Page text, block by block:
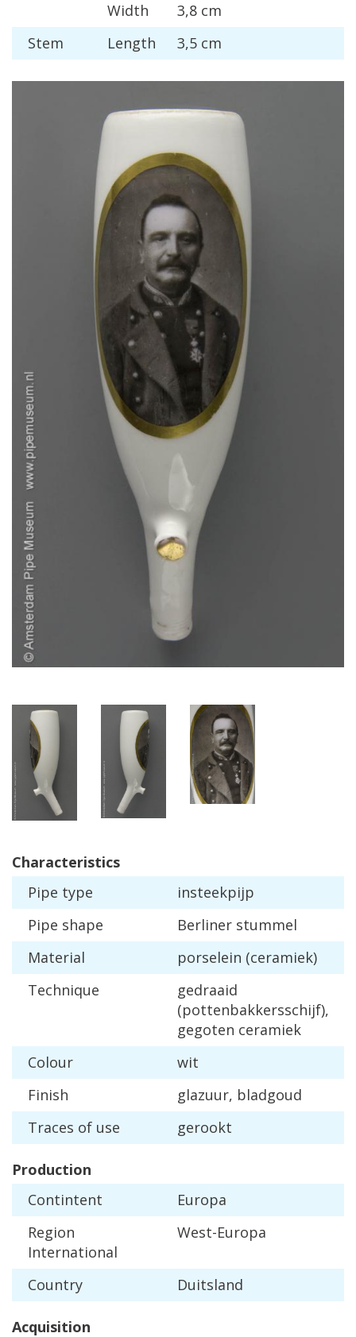
Width
3,8 cm
Stem
Length 3,5 cm
Characteristics
Pipe type
insteekpijp
Pipe shape Berliner stummel
Material
porselein (ceramiek)
Technique
gedraaid
(pottenbakkersschijf),
gegoten ceramiek
Colour
wit
Finish
glazuur, bladgoud
Traces of use gerookt
Production
Contintent
Europa
Region
International
West-Europa
Country Duitsland
Acquisition